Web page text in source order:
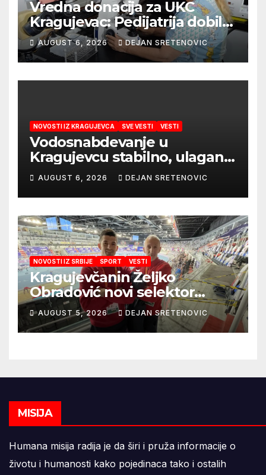
Vredna donacija za UKC
Kragujevac: Pedijatrija dobila
mobilni rendgen i mikroskop
vredne 9,6 miliona dinara
AUGUST 6, 2026 DEJAN SRETENOVIC
NOVOSTI IZ KRAGUJEVCA SVE VESTI VESTI
Vodosnabdevanje u
Kragujevcu stabilno, ulaganja
obezbedila sigurnije
snabdevanje
AUGUST 6, 2026 DEJAN SRETENOVIC
NOVOSTI IZ SRBIJE SPORT VESTI
Kragujevčanin Željko
Obradović novi selektor
Atletske reprezentacije Srbije
AUGUST 5, 2026 DEJAN SRETENOVIC
MISIJA
Humana misija radija je da širi i pruža informacije o
životu i humanosti kako pojedinaca tako i ostalih